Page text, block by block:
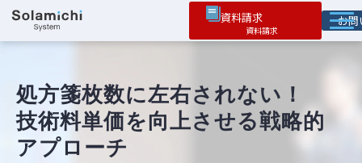
資料請求 お
サービス
オプション機能
処方箋枚数に左右されない！
技術料単価を向上させる戦略的
アプローチ